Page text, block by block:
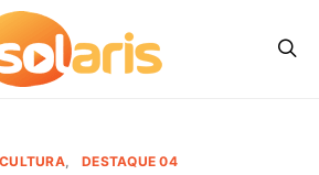
DESTAQUE 04